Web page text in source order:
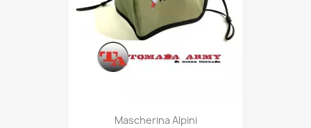
Quick view
Mascherina Alpini